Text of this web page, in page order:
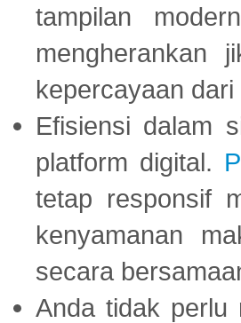
tampilan
mengherankan
kepercayaan
Efisiensi dalam
platform digital.
tetap responsif
kenyamanan
secara
Anda tidak